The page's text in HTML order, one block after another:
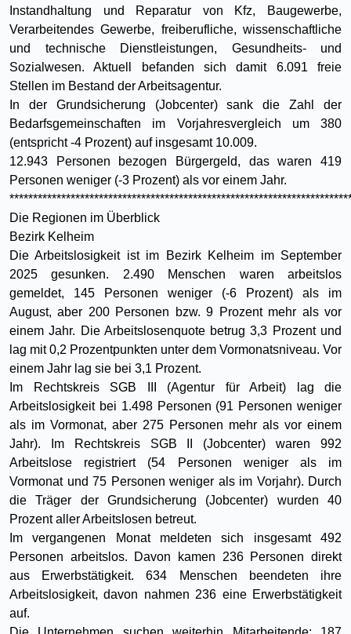
Instandhaltung und Reparatur von Kfz, Baugewerbe,
Verarbeitendes Gewerbe, freiberufliche, wissenschaftliche
und technische Dienstleistungen, Gesundheits- und
Sozialwesen. Aktuell befanden sich damit 6.091 freie
Stellen im Bestand der Arbeitsagentur.
In der Grundsicherung (Jobcenter) sank die Zahl der
Bedarfsgemeinschaften im Vorjahresvergleich um 380
(entspricht -4 Prozent) auf insgesamt 10.009.
12.943 Personen bezogen Bürgergeld, das waren 419
Personen weniger (-3 Prozent) als vor einem Jahr.
Die Regionen im Überblick
Bezirk Kelheim
Die Arbeitslosigkeit ist im Bezirk Kelheim im September
2025 gesunken. 2.490 Menschen waren arbeitslos
gemeldet, 145 Personen weniger (-6 Prozent) als im
August, aber 200 Personen bzw. 9 Prozent mehr als vor
einem Jahr. Die Arbeitslosenquote betrug 3,3 Prozent und
lag mit 0,2 Prozentpunkten unter dem Vormonatsniveau. Vor
einem Jahr lag sie bei 3,1 Prozent.
Im Rechtskreis SGB III (Agentur für Arbeit) lag die
Arbeitslosigkeit bei 1.498 Personen (91 Personen weniger
als im Vormonat, aber 275 Personen mehr als vor einem
Jahr). Im Rechtskreis SGB II (Jobcenter) waren 992
Arbeitslose registriert (54 Personen weniger als im
Vormonat und 75 Personen weniger als im Vorjahr). Durch
die Träger der Grundsicherung (Jobcenter) wurden 40
Prozent aller Arbeitslosen betreut.
Im vergangenen Monat meldeten sich insgesamt 492
Personen arbeitslos. Davon kamen 236 Personen direkt
aus Erwerbstätigkeit. 634 Menschen beendeten ihre
Arbeitslosigkeit, davon nahmen 236 eine Erwerbstätigkeit
auf.